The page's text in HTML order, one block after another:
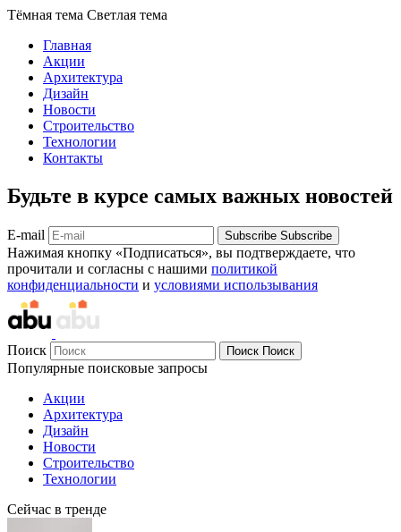
Тёмная тема Светлая тема
Главная
Акции
Архитектура
Дизайн
Новости
Строительство
Технологии
Контакты
Будьте в курсе самых важных новостей
E-mail Subscribe Subscribe
Нажимая кнопку «Подписаться», вы подтверждаете, что
прочитали и согласны с нашими политикой
конфиденциальности и условиями использывания
Поиск Поиск Поиск
Популярные поисковые запросы
Акции
Архитектура
Дизайн
Новости
Строительство
Технологии
Сейчас в тренде